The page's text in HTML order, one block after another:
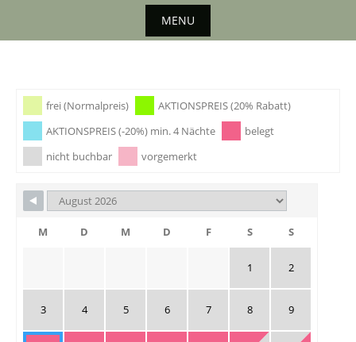
MENU
content
frei (Normalpreis)
AKTIONSPREIS (20% Rabatt)
AKTIONSPREIS (-20%) min. 4 Nächte
belegt
nicht buchbar
vorgemerkt
M D M D F S S
1 2
3 4 5 6 7 8 9